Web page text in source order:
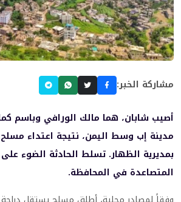
مشاركة الخبر:
أصيب شابان، هما مالك الورافي وباسم
مدينة إب وسط اليمن، نتيجة اعتداء
بمديرية الظهار. تسلط الحادثة الضوء
المتصاعدة في المحافظة.